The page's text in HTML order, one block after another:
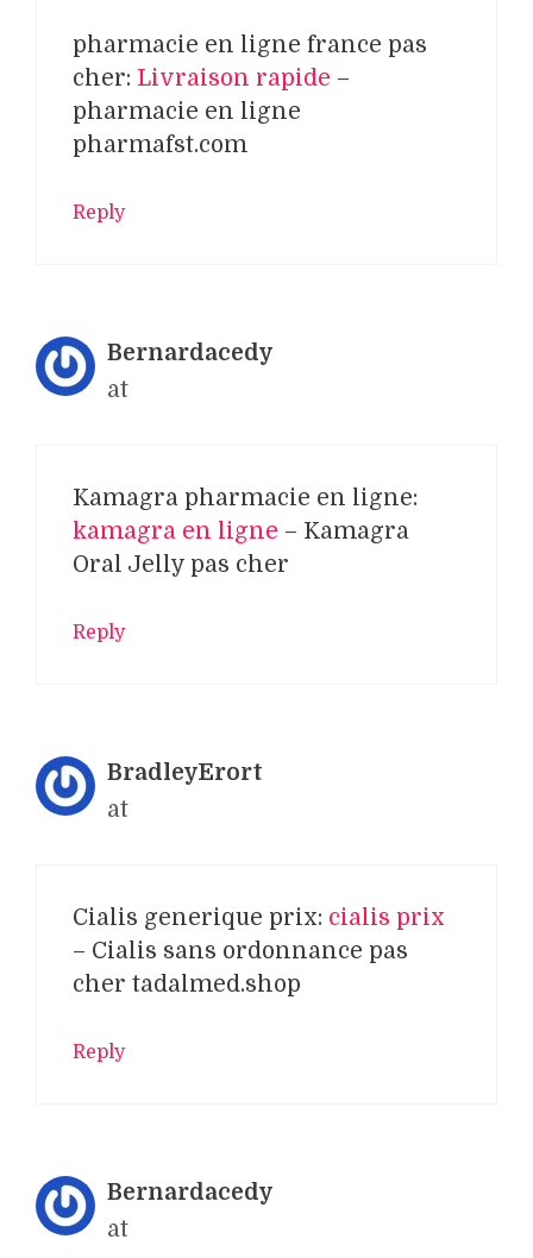
pharmacie en ligne france pas
cher: Livraison rapide –
pharmacie en ligne
pharmafst.com
Reply
Bernardacedy
at
Kamagra pharmacie en ligne:
kamagra en ligne – Kamagra
Oral Jelly pas cher
Reply
BradleyErort
at
Cialis generique prix: cialis prix
– Cialis sans ordonnance pas
cher tadalmed.shop
Reply
Bernardacedy
at